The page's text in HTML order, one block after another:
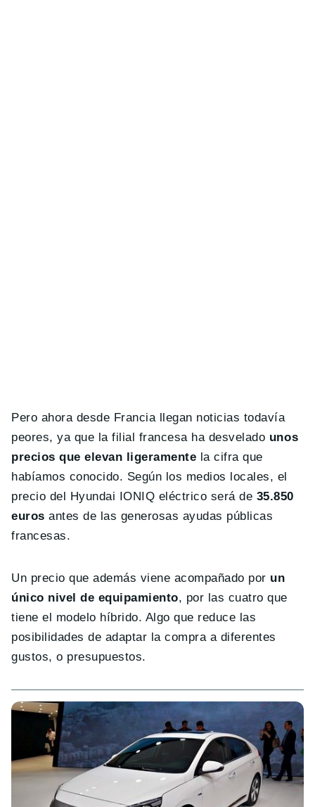
Pero ahora desde Francia llegan noticias todavía
peores, ya que la filial francesa ha desvelado unos
precios que elevan ligeramente la cifra que
habíamos conocido. Según los medios locales, el
precio del Hyundai IONIQ eléctrico será de 35.850
euros antes de las generosas ayudas públicas
francesas.
Un precio que además viene acompañado por un
único nivel de equipamiento, por las cuatro que
tiene el modelo híbrido. Algo que reduce las
posibilidades de adaptar la compra a diferentes
gustos, o presupuestos.